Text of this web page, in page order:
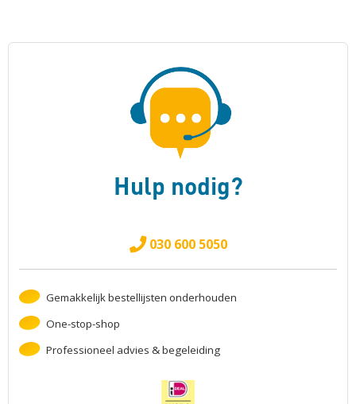
Hulp nodig?
030 600 5050
Gemakkelijk bestellijsten onderhouden
One-stop-shop
Professioneel advies & begeleiding